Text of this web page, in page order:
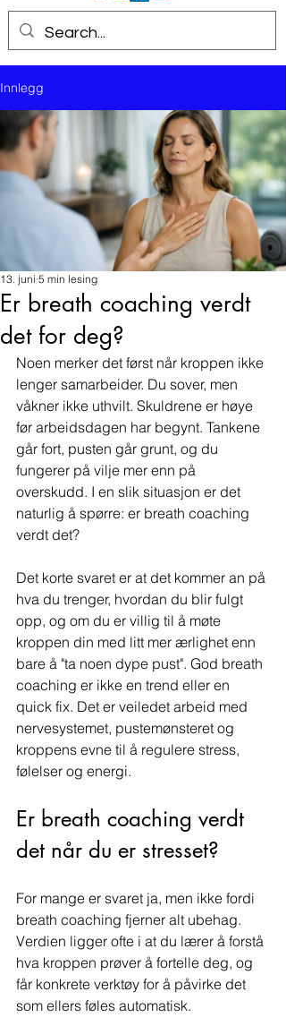
Innlegg
Er breath coaching verdt
det for deg?
13. juni 5 min lesing
Noen merker det først når kroppen ikke
lenger samarbeider. Du sover, men
våkner ikke uthvilt. Skuldrene er høye
før arbeidsdagen har begynt. Tankene
går fort, pusten går grunt, og du
fungerer på vilje mer enn på
overskudd. I en slik situasjon er det
naturlig å spørre: er breath coaching
verdt det?
Det korte svaret er at det kommer an på
hva du trenger, hvordan du blir fulgt
opp, og om du er villig til å møte
kroppen din med litt mer ærlighet enn
bare å "ta noen dype pust". God breath
coaching er ikke en trend eller en
quick fix. Det er veiledet arbeid med
nervesystemet, pustemønsteret og
kroppens evne til å regulere stress,
følelser og energi.
Er breath coaching verdt
det når du er stresset?
For mange er svaret ja, men ikke fordi
breath coaching fjerner alt ubehag.
Verdien ligger ofte i at du lærer å forstå
hva kroppen prøver å fortelle deg, og
får konkrete verktøy for å påvirke det
som ellers føles automatisk.